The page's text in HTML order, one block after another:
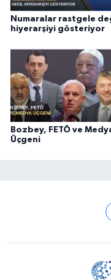
Numaralar rastgele
hiyerarşiyi gösteriyor
Bozbey, FETÖ ve
Üçgeni